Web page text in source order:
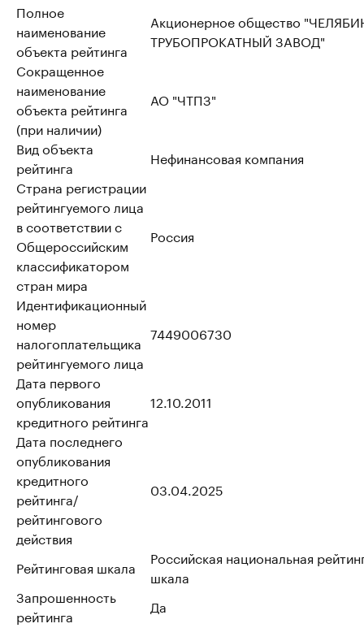
Полное
наименование
объекта рейтинга
Акционерное общество
ТРУБОПРОКАТНЫЙ ЗАВОД"
Сокращенное
наименование
объекта рейтинга
(при наличии)
АО "ЧТПЗ"
Вид объекта
рейтинга
Нефинансовая компания
Страна регистрации
рейтингуемого лица
в соответствии с
Общероссийским
классификатором
стран мира
Россия
Идентификационный
номер
налогоплательщика
рейтингуемого лица
7449006730
Дата первого
опубликования
кредитного рейтинга
12.10.2011
Дата последнего
опубликования
кредитного
рейтинга/
рейтингового
действия
03.04.2025
Рейтинговая шкала
Российская национальная
шкала
Запрошенность
рейтинга
Да